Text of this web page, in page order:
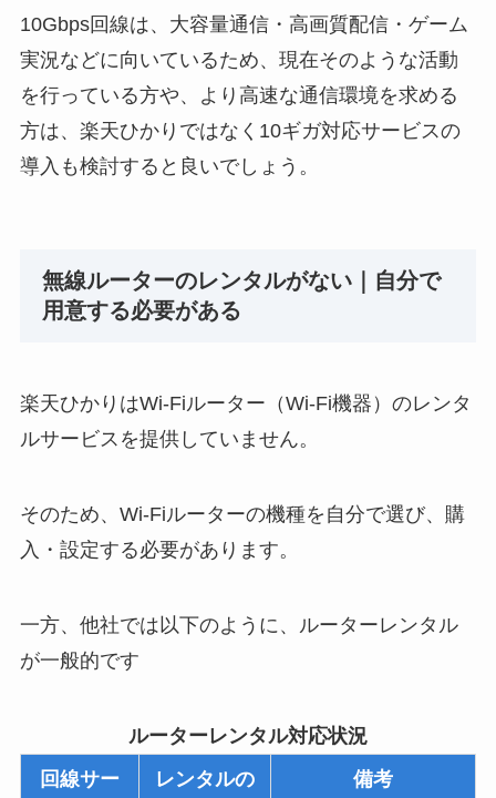
10Gbps回線は、大容量通信・高画質配信・ゲーム
実況などに向いているため、現在そのような活動
を行っている方や、より高速な通信環境を求める
方は、楽天ひかりではなく10ギガ対応サービスの
導入も検討すると良いでしょう。
無線ルーターのレンタルがない｜自分で
用意する必要がある
楽天ひかりはWi-Fiルーター（Wi‑Fi機器）のレンタ
ルサービスを提供していません。
そのため、Wi-Fiルーターの機種を自分で選び、購
入・設定する必要があります。
一方、他社では以下のように、ルーターレンタル
が一般的です
ルーターレンタル対応状況
回線サー
レンタルの 備考